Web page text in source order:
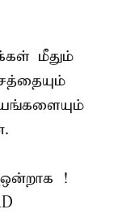
மீதும்
!